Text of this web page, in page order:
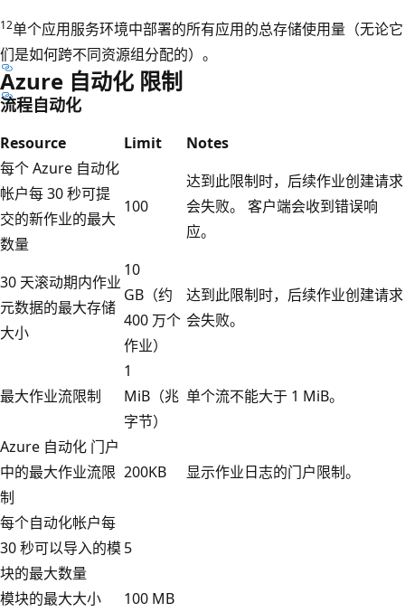
12单个应用服务环境中部署的所有应用的总存储使用量（无论它
们是如何跨不同资源组分配的）。
Azure 自动化 限制
流程自动化
Resource Limit
Notes
每个 Azure 自动化
帐户每 30 秒可提
交的新作业的最大
数量
100
达到此限制时，后续作业创建请求
会失败。 客户端会收到错误响
应。
30 天滚动期内作业
元数据的最大存储
大小
10
GB（约
400 万个
作业）
达到此限制时，后续作业创建请求
会失败。
最大作业流限制
1
MiB（兆
字节）
单个流不能大于 1 MiB。
Azure 自动化 门户
中的最大作业流限
制
200KB 显示作业日志的门户限制。
每个自动化帐户每
30 秒可以导入的模
块的最大数量
5
模块的最大大小
100 MB